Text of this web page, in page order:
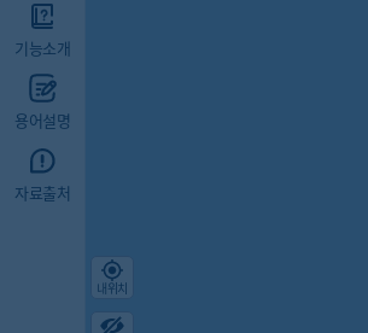
기능소개
용어설명
자료출처
내위치